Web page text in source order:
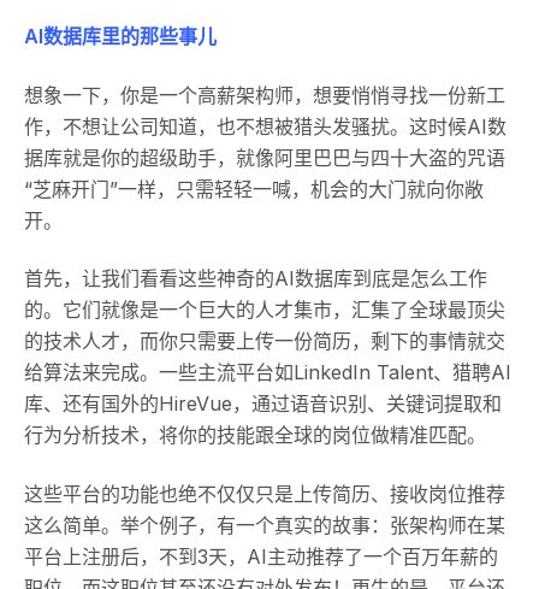
AI数据库里的那些事儿
想象一下，你是一个高薪架构师，想要悄悄寻找一份新工
作，不想让公司知道，也不想被猎头发骚扰。这时候AI数
据库就是你的超级助手，就像阿里巴巴与四十大盗的咒语
“芝麻开门”一样，只需轻轻一喊，机会的大门就向你敞
开。
首先，让我们看看这些神奇的AI数据库到底是怎么工作
的。它们就像是一个巨大的人才集市，汇集了全球最顶尖
的技术人才，而你只需要上传一份简历，剩下的事情就交
给算法来完成。一些主流平台如LinkedIn Talent、猎聘AI
库、还有国外的HireVue，通过语音识别、关键词提取和
行为分析技术，将你的技能跟全球的岗位做精准匹配。
这些平台的功能也绝不仅仅只是上传简历、接收岗位推荐
这么简单。举个例子，有一个真实的故事：张架构师在某
平台上注册后，不到3天，AI主动推荐了一个百万年薪的